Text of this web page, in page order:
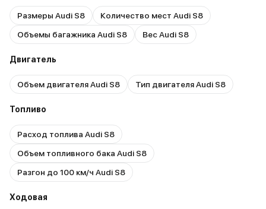
Размеры Audi S8
Количество мест Audi S8
Объемы багажника Audi S8
Вес Audi S8
Двигатель
Объем двигателя Audi S8 Тип двигателя Audi S8
Топливо
Расход топлива Audi S8
Объем топливного бака Audi S8
Разгон до 100 км/ч Audi S8
Ходовая